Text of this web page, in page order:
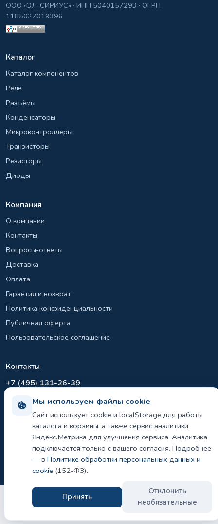
Мы используем файлы cookie
Сайт использует cookie и localStorage для работы
каталога и корзины, а также сервис аналитики
Яндекс.Метрика для улучшения сервиса. Аналитика
подключается только с вашего согласия. Подробнее
— в Политике обработки персональных данных и
cookie (152-ФЗ).
Принять
Отклонить
необязательные
ООО «ЭЛ-СИРИУС» · ИНН 5040157293 · ОГРН
1185027019396
Каталог
Каталог компонентов
Реле
Разъёмы
Конденсаторы
Микроконтроллеры
Транзисторы
Резисторы
Диоды
Компания
О компании
Контакты
Вопросы-ответы
Доставка
Оплата
Гарантия и возврат
Политика конфиденциальности
Публичная оферта
Пользовательское соглашение
Контакты
+7 (495) 131-26-39
info@el-sirius.ru
МО, г. Раменское, ул. Карла Маркса
Склад: Шереметьево, Московская область
2026 ООО «ЭЛ-СИРИУС». Все права защищены.
Политика конфиденциальности и использования cookie